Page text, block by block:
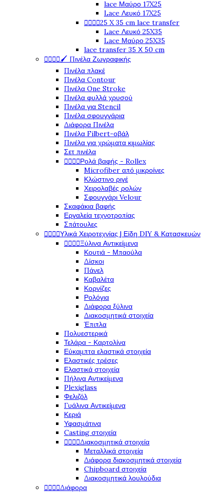
lace Μαύρο 17X25
Lace Λευκό 17X25
25 X 35 cm lace transfer
Lace Λευκό 25X35
Lace Μαύρο 25X35
lace transfer 35 Χ 50 cm
🖌️ Πινέλα Ζωγραφικής
Πινέλα πλακέ
Πινέλα Contour
Πινέλα One Stroke
Πινέλα φυλλά χρυσού
Πινέλα για Stencil
Πινέλα σφουγγάρια
Διάφορα Πινέλα
Πινέλα Filbert-οβάλ
Πινέλα για χρώματα κιμωλίας
Σετ πινέλα
Ρολά βαφής - Rollex
Microfiber από μικροίνες
Κλώστινο ριγέ
Χειρολαβές ρολών
Σφουγγάρι Velour
Σκαφάκια βαφής
Εργαλεία τεχνοτροπίας
Σπάτουλες
Υλικά Χειροτεχνίας | Είδη DIY & Κατασκευών
Ξύλινα Αντικείμενα
Κουτιά - Μπαούλα
Δίσκοι
Πάνελ
Καβαλέτα
Κορνίζες
Ρολόγια
Διάφορα ξύλινα
Διακοσμητικά στοιχεία
Έπιπλα
Πολυεστερικά
Τελάρα - Καρτολίνα
Εύκαμπτα ελαστικά στοιχεία
Ελαστικές τρέσες
Ελαστικά στοιχεία
Πήλινα Αντικείμενα
Plexiglass
Φελιζόλ
Γυάλινα Αντικείμενα
Κεριά
Υφασμάτινα
Casting στοιχεία
Διακοσμητικά στοιχεία
Μεταλλικά στοιχεία
Διάφορα διακοσμητικά στοιχεία
Chipboard στοιχεία
Διακοσμητικά λουλούδια
Διάφορα